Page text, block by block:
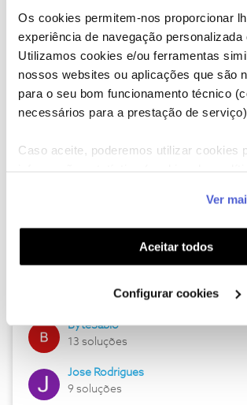
Os cookies permitem-nos proporcionar
experiência de navegação personalizada
Utilizamos cookies e/ou ferramentas
nossos websites ou aplicações que são
para o seu bom funcionamento técnico
necessários para a prestação de serviço).
Caso aceite, poderemos utilizar cookies
funcionalidades (cookies de
funcionalidade) e adaptar anúncios aos
(cookies de publicidade personalizada).
utilização dos cookies clicando em "
Ver
Aceitar todos
Configurar cookies
Descubra as novidades de julho
Hall of Fame de julho
17 soluções
ByteSábio
13 soluções
Jose Rodrigues
9 soluções